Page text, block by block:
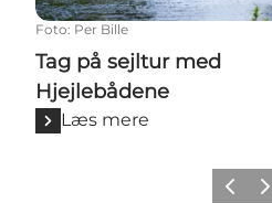
Foto: Per Bille
Tag på sejltur med
Hjejlebådene
Læs mere
Forrige